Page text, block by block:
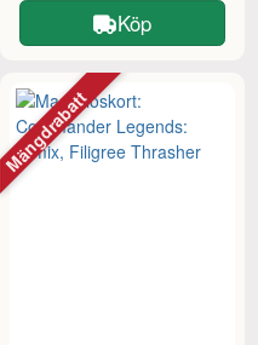
Köp
Mängdrabatt